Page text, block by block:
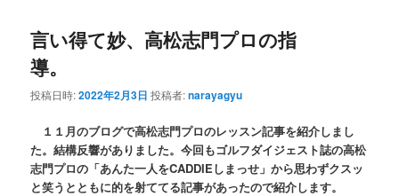
ビ
ゲ
ー
シ
言い得て妙、高松志門プロの指
導。
投稿日時:2022年2月3日 投稿者:narayagyu
１１月のブログで高松志門プロのレッスン記事を紹介しまし
た。結構反響がありました。今回もゴルフダイジェスト誌の高松
志門プロの「あんた一人をCADDIEしまっせ」から思わずクスッ
と笑うとともに的を射ててる記事があったので紹介します。